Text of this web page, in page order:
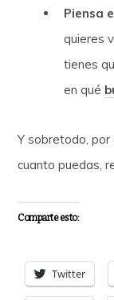
Piensa
quieres
tienes
en qué
Y sobretodo,
cuanto puedas,
Comparte esto:
Twitter